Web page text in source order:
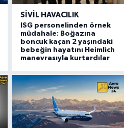
SIVIL HAVACILIK
ISG personelinden örnek
müdahale: Boğazına
boncuk kaçan 2 yaşındaki
bebeğin hayatını Heimlich
manevrasıyla kurtardılar